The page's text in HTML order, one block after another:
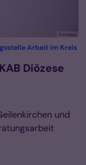
© pixabay
Arbeit im Kreis
Diözese
und